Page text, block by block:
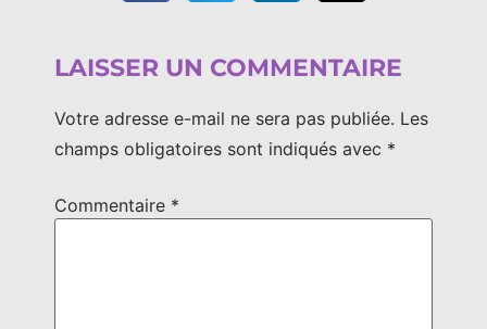
LAISSER UN COMMENTAIRE
Votre adresse e-mail ne sera pas publiée. Les
champs obligatoires sont indiqués avec *
Commentaire *